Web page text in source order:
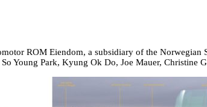
ROM Eiendom, a subsidiary of the Norwegian
Young Park, Kyung Ok Do, Joe Mauer, Christine